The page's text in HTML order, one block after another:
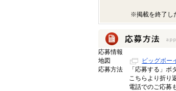
※掲載を終了し
応募情報
地図
ビッグボ
応募方法
「応募する」ボ
こちらより折り
電話でのご応募